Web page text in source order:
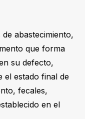
abastecimiento,
que forma
su defecto,
el estado final de
fecales,
en el